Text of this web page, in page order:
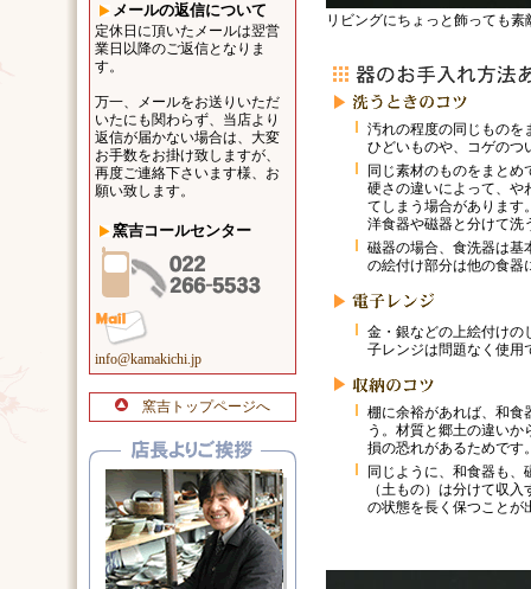
メールの返信について
定休日に頂いたメールは翌営
業日以降のご返信となりま
す。
万一、メールをお送りいただ
いたにも関わらず、当店より
返信が届かない場合は、大変
お手数をお掛け致しますが、
再度ご連絡下さいます様、お
願い致します。
窯吉コールセンター
info@kamakichi.jp
窯吉トップページへ
リビングにちょっと飾っても素
汚れの程度の同じものを
ひどいものや、コゲのつ
同じ素材のものをまと
硬さの違いによって、や
てしまう場合があります
洋食器や磁器と分けて洗
磁器の場合、食洗器は基
の絵付け部分は他の食器
金・銀などの上絵付けの
子レンジは問題なく使用
棚に余裕があれば、和食
う。材質と郷土の違い
損の恐れがあるためです
同じように、和食器も、
（土もの）は分けて収
の状態を長く保つことが